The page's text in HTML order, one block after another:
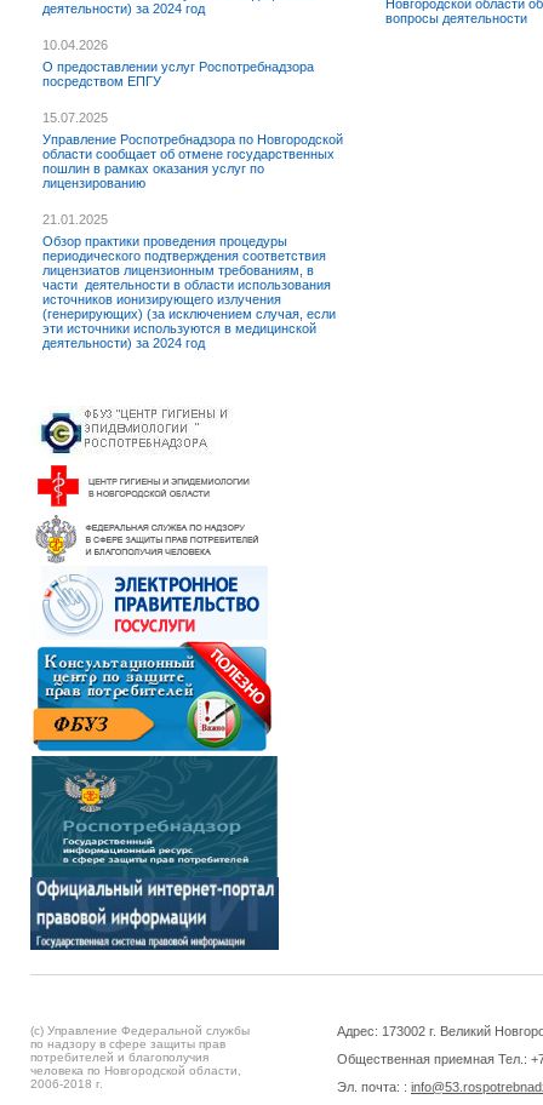
деятельности) за 2024 год
10.04.2026
О предоставлении услуг Роспотребнадзора
посредством ЕПГУ
15.07.2025
Управление Роспотребнадзора по Новгородской
области сообщает об отмене государственных
пошлин в рамках оказания услуг по
лицензированию
21.01.2025
Обзор практики проведения процедуры
периодического подтверждения соответствия
лицензиатов лицензионным требованиям, в
части деятельности в области использования
источников ионизирующего излучения
(генерирующих) (за исключением случая, если
эти источники используются в медицинской
деятельности) за 2024 год
Новгородской области
вопросы деятельности
(c) Управление Федеральной службы
по надзору в сфере защиты прав
потребителей и благополучия
человека по Новгородской области,
2006-2018 г.
Адрес: 173002 г. Великий
Общественная приемная Тел.:
Эл. почта: :